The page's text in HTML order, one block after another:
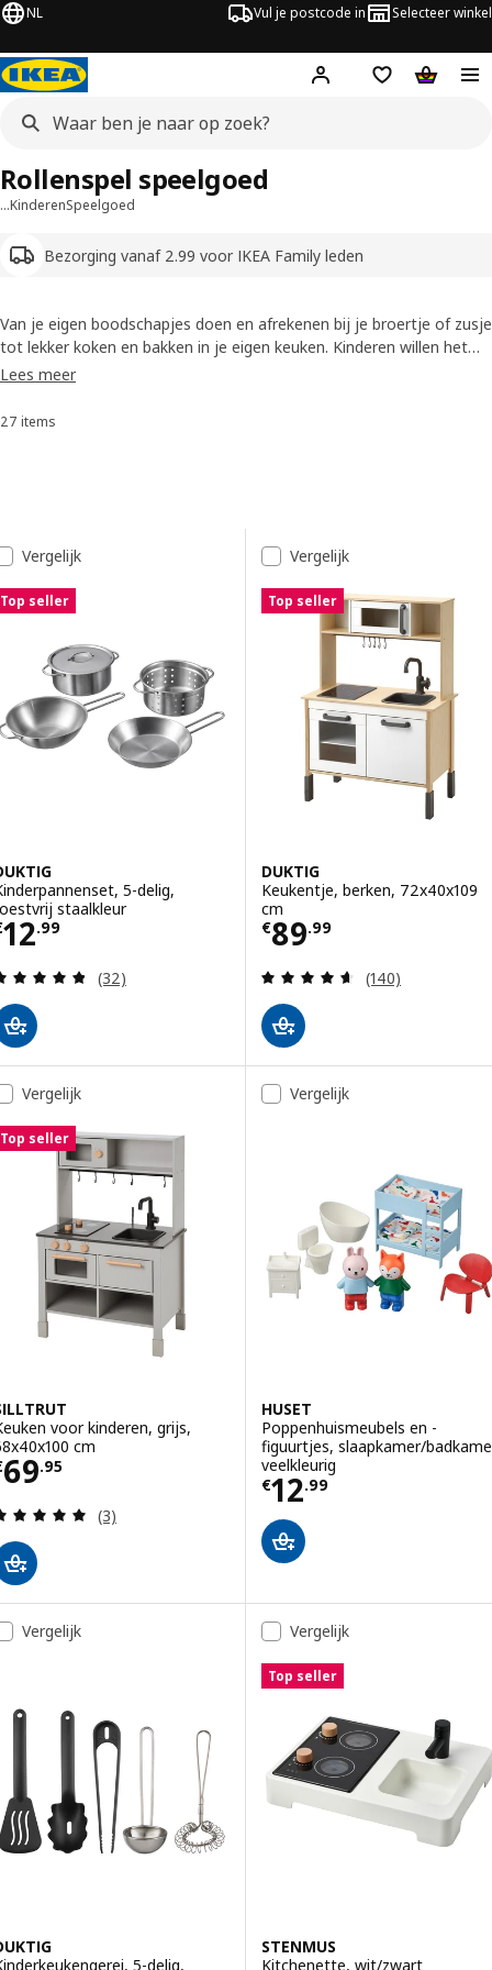
NL Vul je postcode in Selecteer winkel
Hej! Log in
…KinderenSpeelgoed
Bezorging vanaf 2.99 voor IKEA Family leden
Rollenspel speelgoed
Van je eigen boodschapjes doen en afrekenen bij je broertje of zusje
tot lekker koken en bakken in je eigen keuken. Kinderen willen het
liefst alles zelf doen en met ons rollenspel speelgoed kunnen ze het
Lees meer
Sorteren en filteren
27 items
Resultatenlijst
Vergelijk
Top seller
5-delig,
staalkleur
12.99€ 12.99
Beoordeling: 4.8 van 5 sterren. Totaal
(32)
Vergelijk
Top seller
DUKTIG
Keukentje, berken, 72x40x109
cm
€89.99
Prijs € 89.99
Beoordeling:
(140)
Vergelijk
Top seller
voor kinderen, grijs,
cm
69.95€ 69.95
Beoordeling: 5 van 5 sterren. Totaal
(3)
Vergelijk
HUSET
Poppenhuismeubels en -
figuurtjes, slaapkamer/
veelkleurig
€12.99
Prijs € 12.99
Vergelijk
5-delig,
Vergelijk
Top seller
STENMUS
Kitchenette, wit/zwart